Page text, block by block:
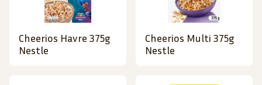
Cheerios Havre 375g
Nestle
Cheerios Multi 375g
Nestle